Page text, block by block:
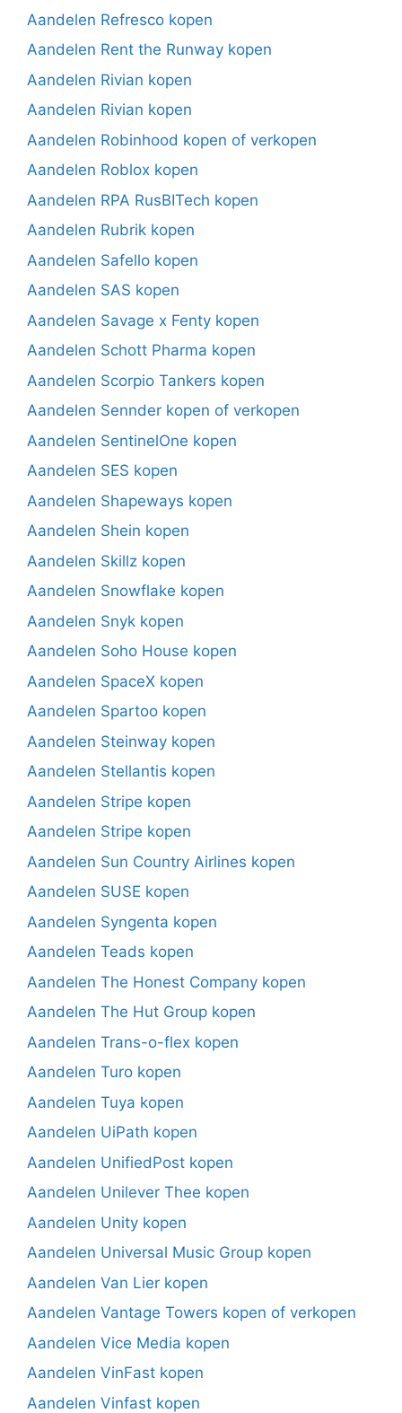
Aandelen Refresco kopen
Aandelen Rent the Runway kopen
Aandelen Rivian kopen
Aandelen Rivian kopen
Aandelen Robinhood kopen of verkopen
Aandelen Roblox kopen
Aandelen RPA RusBITech kopen
Aandelen Rubrik kopen
Aandelen Safello kopen
Aandelen SAS kopen
Aandelen Savage x Fenty kopen
Aandelen Schott Pharma kopen
Aandelen Scorpio Tankers kopen
Aandelen Sennder kopen of verkopen
Aandelen SentinelOne kopen
Aandelen SES kopen
Aandelen Shapeways kopen
Aandelen Shein kopen
Aandelen Skillz kopen
Aandelen Snowflake kopen
Aandelen Snyk kopen
Aandelen Soho House kopen
Aandelen SpaceX kopen
Aandelen Spartoo kopen
Aandelen Steinway kopen
Aandelen Stellantis kopen
Aandelen Stripe kopen
Aandelen Stripe kopen
Aandelen Sun Country Airlines kopen
Aandelen SUSE kopen
Aandelen Syngenta kopen
Aandelen Teads kopen
Aandelen The Honest Company kopen
Aandelen The Hut Group kopen
Aandelen Trans-o-flex kopen
Aandelen Turo kopen
Aandelen Tuya kopen
Aandelen UiPath kopen
Aandelen UnifiedPost kopen
Aandelen Unilever Thee kopen
Aandelen Unity kopen
Aandelen Universal Music Group kopen
Aandelen Van Lier kopen
Aandelen Vantage Towers kopen of verkopen
Aandelen Vice Media kopen
Aandelen VinFast kopen
Aandelen Vinfast kopen